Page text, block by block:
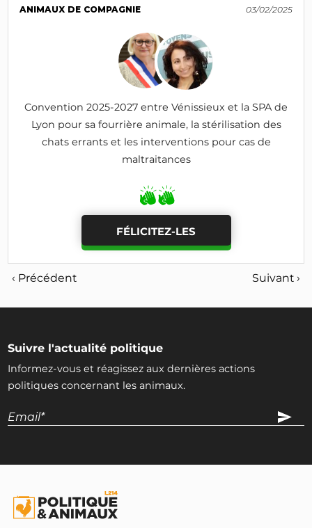
ANIMAUX DE COMPAGNIE 03/02/2025
Convention 2025-2027 entre Vénissieux et la SPA de
Lyon pour sa fourrière animale, la stérilisation des
chats errants et les interventions pour cas de
maltraitances
FÉLICITEZ-LES
‹ Précédent Suivant ›
Suivre l'actualité politique
Informez-vous et réagissez aux dernières actions
politiques concernant les animaux.